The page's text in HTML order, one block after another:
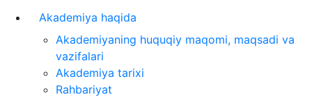
Akademiya haqida
Akademiyaning huquqiy maqomi, maqsadi va
vazifalari
Akademiya tarixi
Rahbariyat